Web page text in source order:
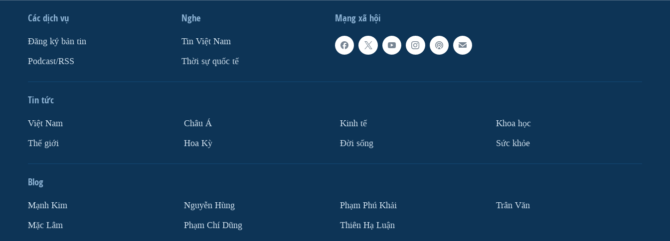
Mạng xã hội
Các dịch vụ
Ðăng ký bản tin
Podcast/RSS
Nghe
Tin Việt Nam
Thời sự quốc tế
Tin tức
Việt Nam
Thế giới
Châu Á
Hoa Kỳ
Kinh tế
Ðời sống
Khoa học
Sức khỏe
Blog
Mạnh Kim
Mặc Lâm
Nguyễn Hùng
Phạm Chí Dũng
Phạm Phú Khải
Thiên Hạ Luận
Trân Văn